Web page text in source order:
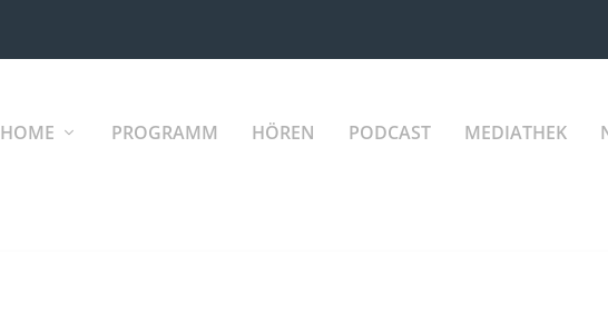
HOME PROGRAMM HÖREN PODCAST MEDIATHEK